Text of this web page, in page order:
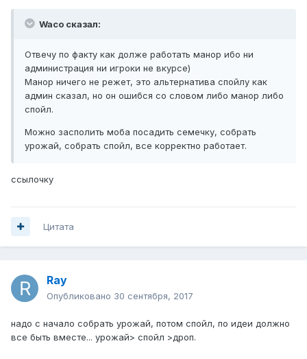
Waco сказал:
Отвечу по факту как долже работать манор ибо ни
администрация ни игроки не вкурсе)
Манор ничего не режет, это альтернатива спойлу как
админ сказал, но он ошибся со словом либо манор либо
спойл.
Можно засполить моба посадить семечку, собрать
урожай, собрать спойл, все корректно работает.
ссылочку
Цитата
Ray
Опубликовано 30 сентября, 2017
надо с начало собрать урожай, потом спойл, по идеи должно
все быть вместе... урожай> спойл >дроп.